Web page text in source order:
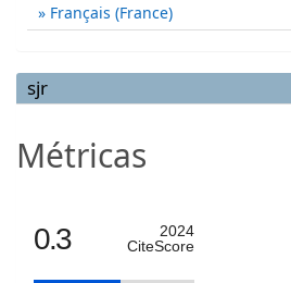
Français (France)
sjr
Métricas
0.3
2024
CiteScore